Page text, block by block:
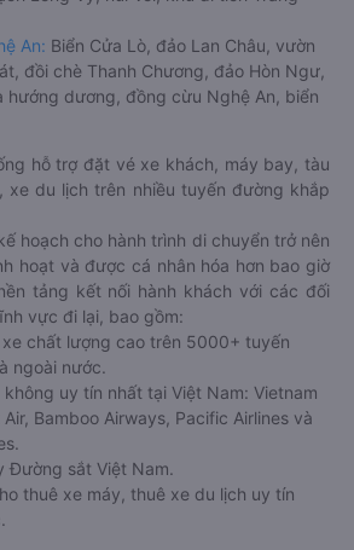
An: Biển Cửa Lò, đảo Lan Châu, vườn
đồi chè Thanh Chương, đảo Hòn Ngư,
hướng dương, đồng cừu Nghệ An, biển
hỗ trợ đặt vé xe khách, máy bay, tàu
xe du lịch trên nhiều tuyến đường khắp
hoạch cho hành trình di chuyển trở nên
hoạt và được cá nhân hóa hơn bao giờ
tảng kết nối hành khách với các đối
vực đi lại, bao gồm:
chất lượng cao trên 5000+ tuyến
ngoài nước.
uy tín nhất tại Việt Nam: Vietnam
Bamboo Airways, Pacific Airlines và
Đường sắt Việt Nam.
thuê xe máy, thuê xe du lịch uy tín